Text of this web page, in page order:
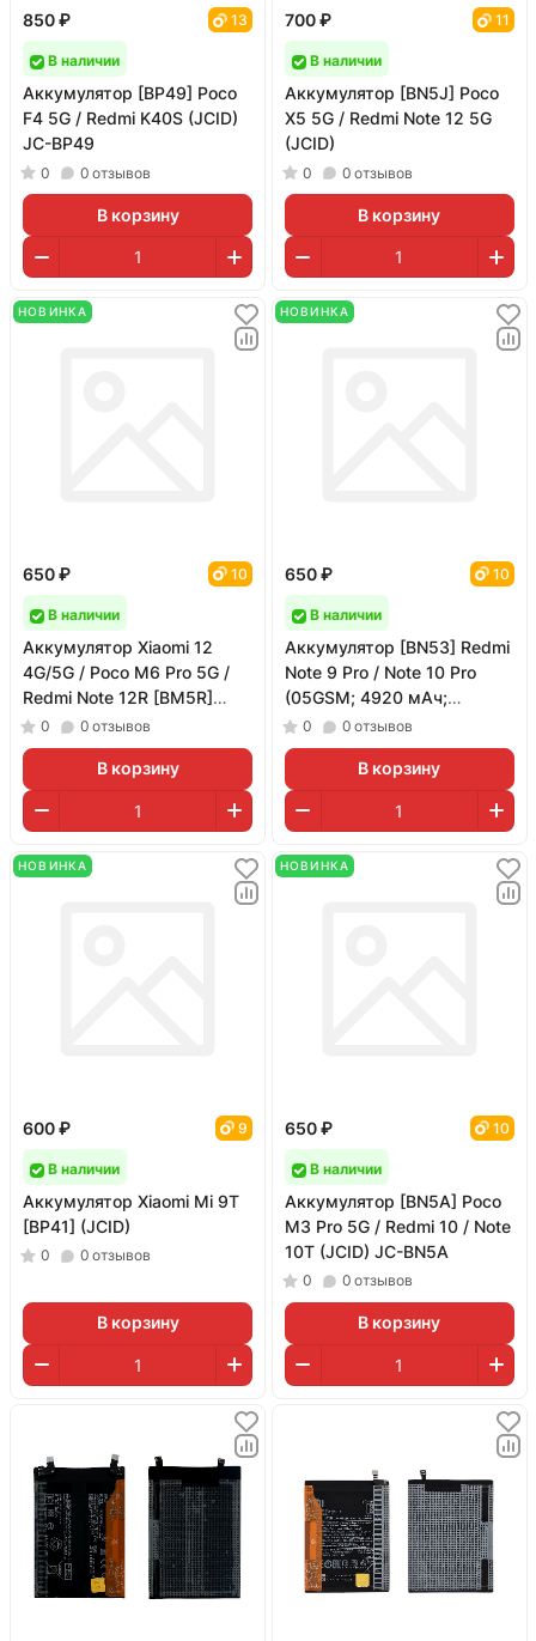
850 ₽ 13
В наличии
Аккумулятор [BP49] Poco
F4 5G / Redmi K40S (JCID)
JC-BP49
0 0 отзывов
В корзину
700 ₽ 11
В наличии
Аккумулятор [BN5J] Poco
X5 5G / Redmi Note 12 5G
(JCID)
0 0 отзывов
В корзину
НОВИНКА
650 ₽ 10
В наличии
Аккумулятор Xiaomi 12
4G/5G / Poco M6 Pro 5G /
Redmi Note 12R [BM5R]
(JCID)
0 0 отзывов
В корзину
НОВИНКА
650 ₽ 10
В наличии
Аккумулятор [BN53] Redmi
Note 9 Pro / Note 10 Pro
(05GSM; 4920 мАч;
гарантия 1 год)
0 0 отзывов
В корзину
НОВИНКА
600 ₽ 9
В наличии
Аккумулятор Xiaomi Mi 9T
[BP41] (JCID)
0 0 отзывов
В корзину
НОВИНКА
650 ₽ 10
В наличии
Аккумулятор [BN5A] Poco
M3 Pro 5G / Redmi 10 / Note
10T (JCID) JC-BN5A
0 0 отзывов
В корзину